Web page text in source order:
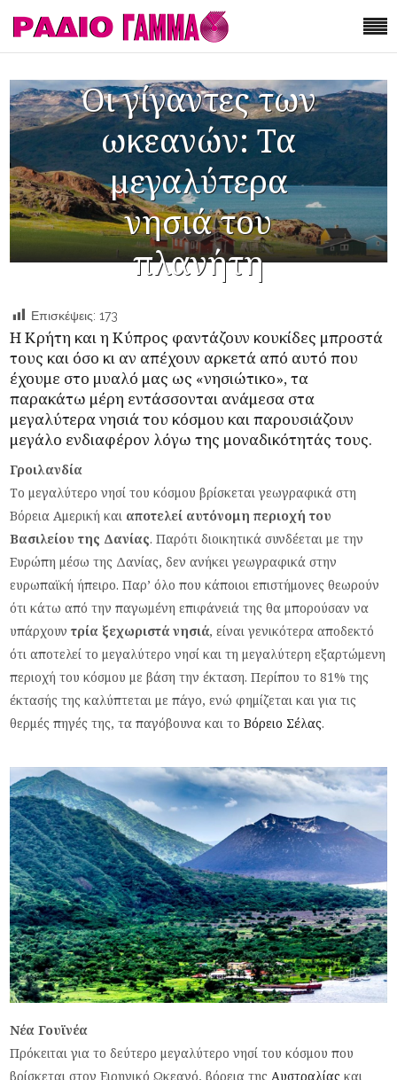
Οι γίγαντες των
ωκεανών: Τα
μεγαλύτερα
νησιά του
πλανήτη
Επισκέψεις: 173
Η Κρήτη και η Κύπρος φαντάζουν κουκίδες μπροστά
τους και όσο κι αν απέχουν αρκετά από αυτό που
έχουμε στο μυαλό μας ως «νησιώτικο», τα
παρακάτω μέρη εντάσσονται ανάμεσα στα
μεγαλύτερα νησιά του κόσμου και παρουσιάζουν
μεγάλο ενδιαφέρον λόγω της μοναδικότητάς τους.
Γροιλανδία
Το μεγαλύτερο νησί του κόσμου βρίσκεται γεωγραφικά στη
Βόρεια Αμερική και αποτελεί αυτόνομη περιοχή του
Βασιλείου της Δανίας. Παρότι διοικητικά συνδέεται με την
Ευρώπη μέσω της Δανίας, δεν ανήκει γεωγραφικά στην
ευρωπαϊκή ήπειρο. Παρ’ όλο που κάποιοι επιστήμονες θεωρούν
ότι κάτω από την παγωμένη επιφάνειά της θα μπορούσαν να
υπάρχουντρία ξεχωριστά νησιά, είναι γενικότερα αποδεκτό
ότι αποτελεί το μεγαλύτερο νησί και τη μεγαλύτερη εξαρτώμενη
περιοχή του κόσμου με βάση την έκταση. Περίπου το 81% της
έκτασής της καλύπτεται με πάγο, ενώ φημίζεται και για τις
θερμές πηγές της, τα παγόβουνα και τοΒόρειο Σέλας.
Νέα Γουϊνέα
Πρόκειται για το δεύτερο μεγαλύτερο νησί του κόσμου που
βρίσκεται στον Ειρηνικό Ωκεανό, βόρεια της Αυστραλίας και